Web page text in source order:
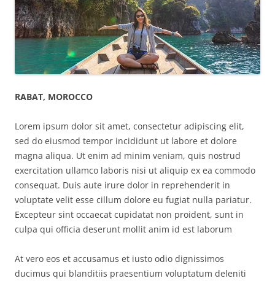
RABAT, MOROCCO
Lorem ipsum dolor sit amet, consectetur adipiscing elit,
sed do eiusmod tempor incididunt ut labore et dolore
magna aliqua. Ut enim ad minim veniam, quis nostrud
exercitation ullamco laboris nisi ut aliquip ex ea commodo
consequat. Duis aute irure dolor in reprehenderit in
voluptate velit esse cillum dolore eu fugiat nulla pariatur.
Excepteur sint occaecat cupidatat non proident, sunt in
culpa qui officia deserunt mollit anim id est laborum
At vero eos et accusamus et iusto odio dignissimos
ducimus qui blanditiis praesentium voluptatum deleniti